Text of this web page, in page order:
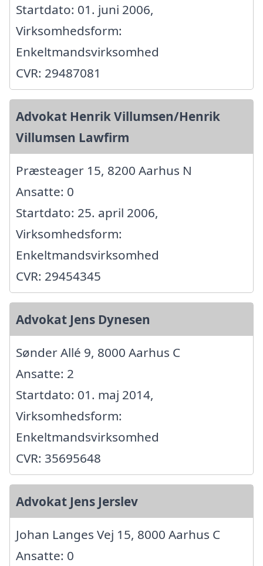
Startdato: 01. juni 2006,
Virksomhedsform:
Enkeltmandsvirksomhed
CVR: 29487081
Advokat Henrik Villumsen/Henrik
Villumsen Lawfirm
Præsteager 15, 8200 Aarhus N
Ansatte: 0
Startdato: 25. april 2006,
Virksomhedsform:
Enkeltmandsvirksomhed
CVR: 29454345
Advokat Jens Dynesen
Sønder Allé 9, 8000 Aarhus C
Ansatte: 2
Startdato: 01. maj 2014,
Virksomhedsform:
Enkeltmandsvirksomhed
CVR: 35695648
Advokat Jens Jerslev
Johan Langes Vej 15, 8000 Aarhus C
Ansatte: 0